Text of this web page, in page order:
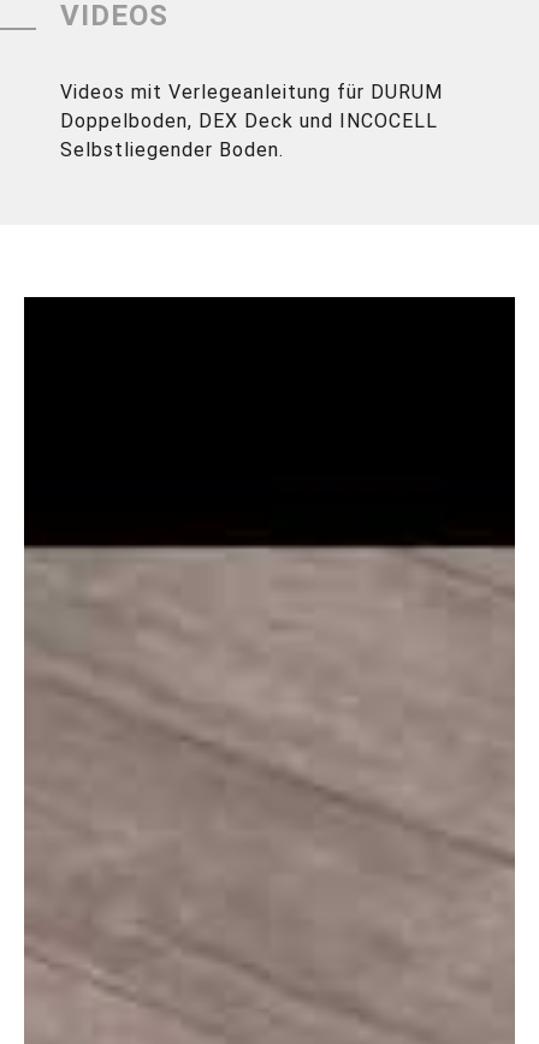
VIDEOS
Videos mit Verlegeanleitung für DURUM
Doppelboden, DEX Deck und INCOCELL
Selbstliegender Boden.